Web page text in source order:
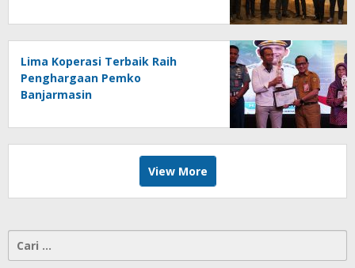
Lima Koperasi Terbaik Raih
Penghargaan Pemko
Banjarmasin
View More
Cari